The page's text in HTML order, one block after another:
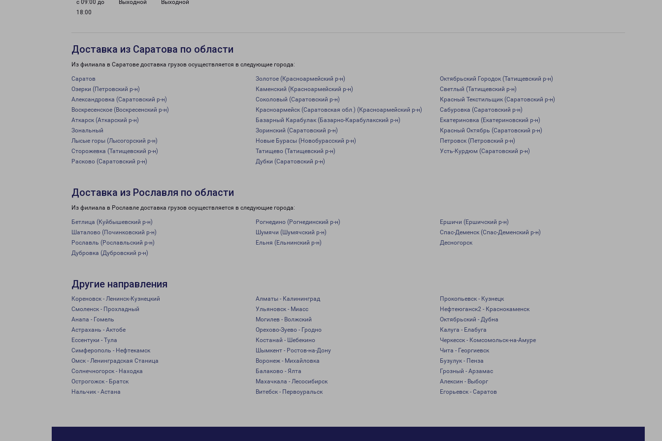
с 09:00 до
18:00
Выходной Выходной
Доставка из Саратова по области
Из филиала в Саратове доставка грузов осуществляется в следующие города:
Саратов Золотое (Красноармейский р-н)
Октябрьский Городок (Татищевский р-н)
Озерки (Петровский р-н)
Каменский (Красноармейский р-н)
Светлый (Татищевский р-н)
Александровка (Саратовский р-н)
Соколовый (Саратовский р-н)
Красный Текстильщик (Саратовский р-н)
Воскресенское (Воскресенский р-н)
Красноармейск (Саратовская обл.) (Красноармейский р-н)
Сабуровка (Саратовский р-н)
Аткарск (Аткарский р-н)
Базарный Карабулак (Базарно-Карабулакский р-н)
Екатериновка (Екатериновский р-н)
Зональный
Зоринский (Саратовский р-н)
Красный Октябрь (Саратовский р-н)
Лысые горы (Лысогорский р-н)
Новые Бурасы (Новобурасский р-н)
Петровск (Петровский р-н)
Сторожевка (Татищевский р-н)
Татищево (Татищевский р-н)
Усть-Курдюм (Саратовский р-н)
Расково (Саратовский р-н)
Дубки (Саратовский р-н)
Доставка из Рославля по области
Из филиала в Рославле доставка грузов осуществляется в следующие города:
Бетлица (Куйбышевский р-н) Рогнедино (Рогнединский р-н)
Ершичи (Ершичский р-н)
Шаталово (Починковский р-н)
Шумячи (Шумячский р-н)
Спас-Деменск (Спас-Деменский р-н)
Рославль (Рославльский р-н)
Ельня (Ельнинский р-н)
Десногорск
Дубровка (Дубровский р-н)
Другие направления
Кореновск - Ленинск-Кузнецкий Алматы - Калининград
Прокопьевск - Кузнецк
Смоленск - Прохладный
Ульяновск - Миасс
Нефтеюганск2 - Краснокаменск
Анапа - Гомель
Могилев - Волжский
Октябрьский - Дубна
Астрахань - Актобе
Орехово-Зуево - Гродно
Калуга - Елабуга
Ессентуки - Тула
Костанай - Шебекино
Черкесск - Комсомольск-на-Амуре
Симферополь - Нефтекамск
Шымкент - Ростов-на-Дону
Чита - Георгиевск
Омск - Ленинградская Станица
Воронеж - Михайловка
Бузулук - Пенза
Солнечногорск - Находка
Балаково - Ялта
Грозный - Арзамас
Острогожск - Братск
Махачкала - Лесосибирск
Алексин - Выборг
Нальчик - Астана
Витебск - Первоуральск Егорьевск - Саратов